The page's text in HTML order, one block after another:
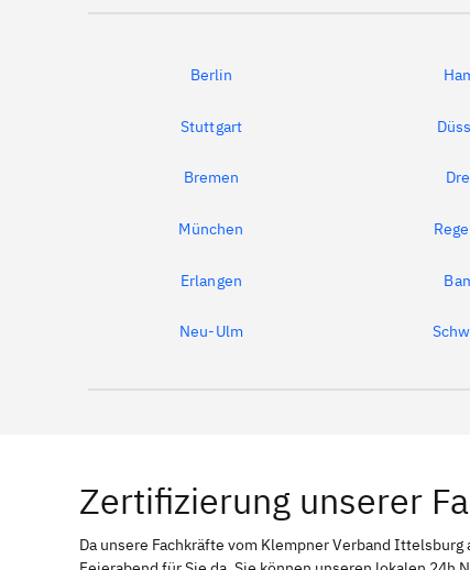
Berlin
Stuttgart
Bremen
München
Erlangen
Neu-Ulm
Zertifizierung unserer
Da unsere Fachkräfte vom Klempner Verband Ittelsburg